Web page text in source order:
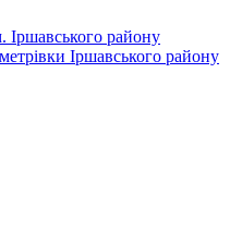
Іршавського району
Іршавського району